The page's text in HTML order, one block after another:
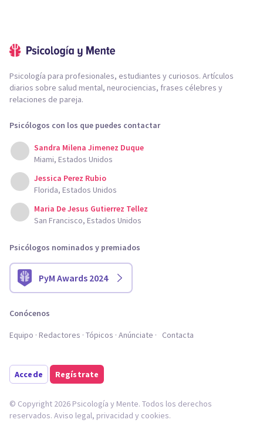
Psicología para profesionales, estudiantes y curiosos. Artículos
diarios sobre salud mental, neurociencias, frases célebres y
relaciones de pareja.
Psicólogos con los que puedes contactar
Sandra Milena Jimenez Duque
Miami, Estados Unidos
Jessica Perez Rubio
Florida, Estados Unidos
Maria De Jesus Gutierrez Tellez
San Francisco, Estados Unidos
Psicólogos nominados y premiados
PyM Awards 2024
Conócenos
Equipo Redactores Tópicos Anúnciate Contacta
Accede Regístrate
© Copyright 2026 Psicología y Mente. Todos los derechos
reservados. Aviso legal, privacidad y cookies.